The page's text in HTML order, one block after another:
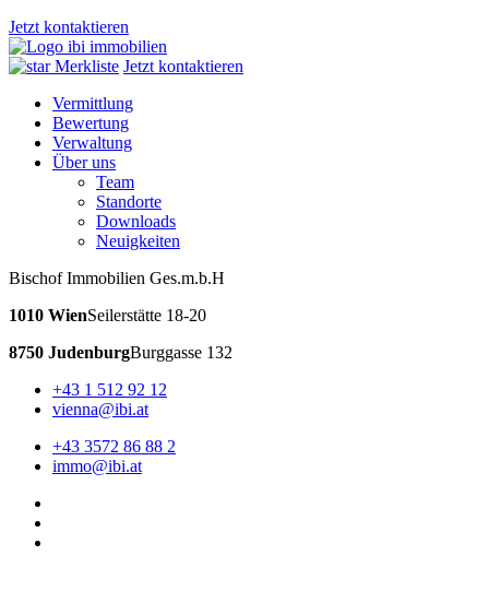
Jetzt kontaktieren
Merkliste Jetzt kontaktieren
Vermittlung
Bewertung
Verwaltung
Über uns
Team
Standorte
Downloads
Neuigkeiten
Bischof Immobilien Ges.m.b.H
1010 WienSeilerstätte 18-20
8750 JudenburgBurggasse 132
+43 1 512 92 12
vienna@ibi.at
+43 3572 86 88 2
immo@ibi.at